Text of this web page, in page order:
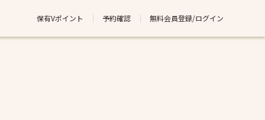
保有Vポイント 予約確認 無料会員登録/ログイン